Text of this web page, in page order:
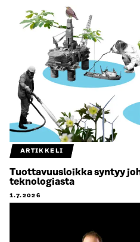
ARTIKKELI
Tuottavuusloikka syntyy
teknologiasta
1.7.2026